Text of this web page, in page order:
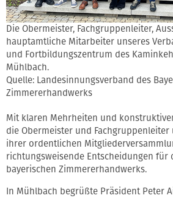
Die Obermeister, Fachgruppenleiter,
hauptamtliche Mitarbeiter unseres
und Fortbildungszentrum des
Mühlbach.
Quelle: Landesinnungsverband des
Zimmererhandwerks
Mit klaren Mehrheiten und
die Obermeister und Fachgruppenleiter
ihrer ordentlichen
richtungsweisende Entscheidungen für
bayerischen Zimmererhandwerks.
In Mühlbach begrüßte Präsident Peter